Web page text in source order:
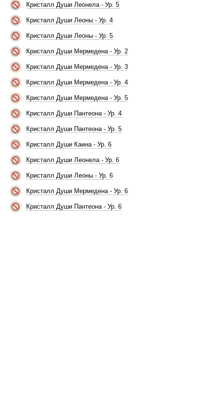
Кристалл Души Леонела - Ур. 5
Кристалл Души Леоны - Ур. 4
Кристалл Души Леоны - Ур. 5
Кристалл Души Мермедена - Ур. 2
Кристалл Души Мермедена - Ур. 3
Кристалл Души Мермедена - Ур. 4
Кристалл Души Мермедена - Ур. 5
Кристалл Души Пантеона - Ур. 4
Кристалл Души Пантеона - Ур. 5
Кристалл Души Каина - Ур. 6
Кристалл Души Леонела - Ур. 6
Кристалл Души Леоны - Ур. 6
Кристалл Души Мермедена - Ур. 6
Кристалл Души Пантеона - Ур. 6